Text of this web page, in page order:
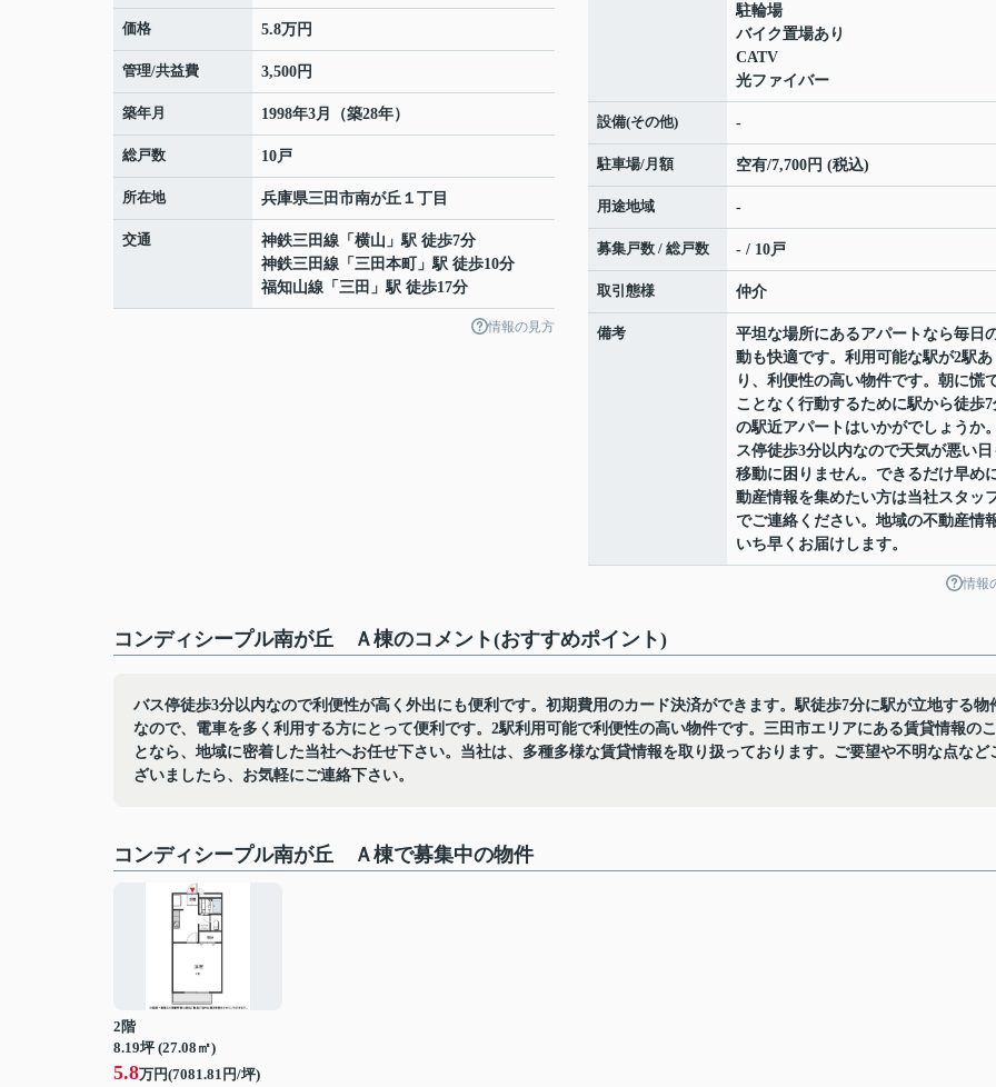
価格 5.8万円
管理/共益費 3,500円
築年月 1998年3月（築28年）
総戸数 10戸
所在地 兵庫県三田市南が丘 １丁目
交通 神鉄三田線 「 横山 」駅 徒歩7分
神鉄三田線 「 三田本町
」駅 徒歩10分
福知山線 「 三田 」駅 徒歩17分
情報の見方
駐輪場
バイク置場あり
CATV
光ファイバー
設備(その他) -
駐車場/月額 空有/7,700円 (税込)
用途地域 -
募集戸数 / 総戸数 - / 10戸
取引態様 仲介
備考
平坦な場所にあるアパートなら毎日
動も快適です。利用可能な駅が2駅あ
り、利便性の高い物件です。朝に慌
ことなく行動するために駅から徒歩7
の駅近アパートはいかがでしょうか
ス停徒歩3分以内なので天気が悪い日
移動に困りません。できるだけ早め
動産情報を集めたい方は当社スタッ
でご連絡ください。地域の不動産情
いち早くお届けします。
情報
コンディシープル南が丘 Ａ棟のコメント(おすすめポイント)
バス停徒歩3分以内なので利便性が高く外出にも便利です。初期費用のカード決済ができます。駅徒歩7分に駅が立地する物
なので、電車を多く利用する方にとって便利です。2駅利用可能で利便性の高い物件です。三田市エリアにある賃貸情報のこ
となら、地域に密着した当社へお任せ下さい。当社は、多種多様な賃貸情報を取り扱っております。ご要望や不明な点など
ざいましたら、お気軽にご連絡下さい。
コンディシープル南が丘 Ａ棟で募集中の物件
2階
8.19坪 (27.08㎡)
5.8万円(7081.81円/坪)